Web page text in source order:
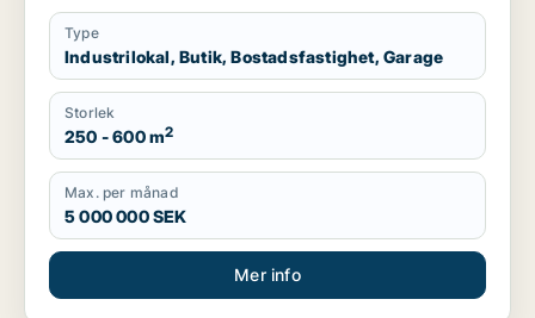
Type
Industrilokal, Butik, Bostadsfastighet, Garage
Storlek
250 - 600 m2
Max. per månad
5 000 000 SEK
Mer info